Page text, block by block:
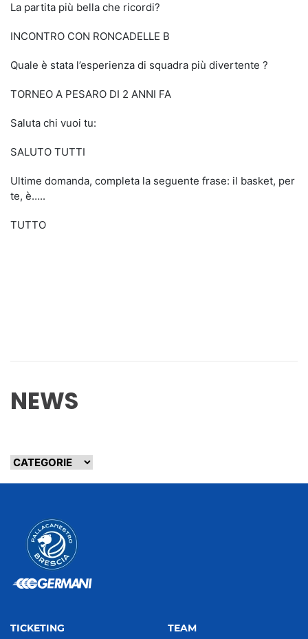
La partita più bella che ricordi?
INCONTRO CON RONCADELLE B
Quale è stata l’esperienza di squadra più divertente ?
TORNEO A PESARO DI 2 ANNI FA
Saluta chi vuoi tu:
SALUTO TUTTI
Ultime domanda, completa la seguente frase: il basket, per
te, è…..
TUTTO
NEWS
TICKETING TEAM